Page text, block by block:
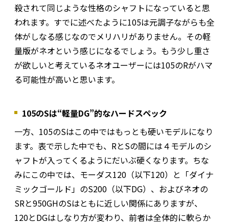
殺されて同じような性格のシャフトになっていると思
われます。すでに述べたように105は元調子ながらも全
体がしなる感じなのでメリハリがありません。その軽
量版がネオという感じになるでしょう。もう少し重さ
が欲しいと考えているネオユーザーには105のRがハマ
る可能性が高いと思います。
105のSは“軽量DG”的なハードスペック
一方、105のSはこの中ではもっとも硬いモデルになり
ます。表で示した中でも、RとSの間には４モデルのシ
ャフトが入ってくるようにだいぶ硬くなります。ちな
みにこの中では、モーダス120（以下120）と「ダイナ
ミックゴールド」のS200（以下DG）、およびネオの
SRと950GHのSはともに近しい関係にありますが、
120とDGはしなり方が変わり、前者は全体的に軟らか